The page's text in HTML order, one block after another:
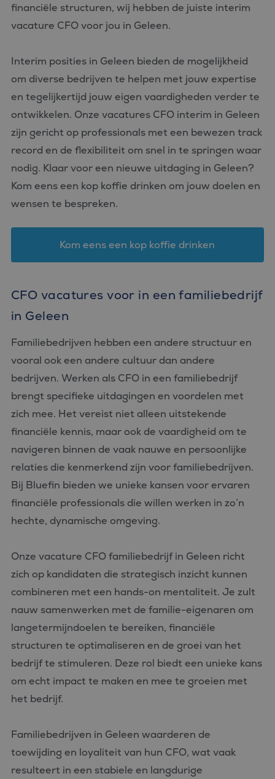
financiële structuren, wij hebben de juiste interim
vacature CFO voor jou in Geleen.
Interim posities in Geleen bieden de mogelijkheid
om diverse bedrijven te helpen met jouw expertise
en tegelijkertijd jouw eigen vaardigheden verder te
ontwikkelen. Onze vacatures CFO interim in Geleen
zijn gericht op professionals met een bewezen track
record en de flexibiliteit om snel in te springen waar
nodig. Klaar voor een nieuwe uitdaging in Geleen?
Kom eens een kop koffie drinken om jouw doelen en
wensen te bespreken.
Kom eens een kop koffie drinken
CFO vacatures voor in een familiebedrijf
in Geleen
Familiebedrijven hebben een andere structuur en
vooral ook een andere cultuur dan andere
bedrijven. Werken als CFO in een familiebedrijf
brengt specifieke uitdagingen en voordelen met
zich mee. Het vereist niet alleen uitstekende
financiële kennis, maar ook de vaardigheid om te
navigeren binnen de vaak nauwe en persoonlijke
relaties die kenmerkend zijn voor familiebedrijven.
Bij Bluefin bieden we unieke kansen voor ervaren
financiële professionals die willen werken in zo’n
hechte, dynamische omgeving.
Onze vacature CFO familiebedrijf in Geleen richt
zich op kandidaten die strategisch inzicht kunnen
combineren met een hands-on mentaliteit. Je zult
nauw samenwerken met de familie-eigenaren om
langetermijndoelen te bereiken, financiële
structuren te optimaliseren en de groei van het
bedrijf te stimuleren. Deze rol biedt een unieke kans
om echt impact te maken en mee te groeien met
het bedrijf.
Familiebedrijven in Geleen waarderen de
toewijding en loyaliteit van hun CFO, wat vaak
resulteert in een stabiele en langdurige